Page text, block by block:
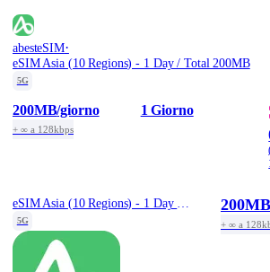
abesteSIM·
eSIM Asia (10 Regions) - 1 Day / Total 200MB
5G
200MB/giorno
+ ∞ a 128kbps
1 Giorno
5G
200MB
+ ∞ a